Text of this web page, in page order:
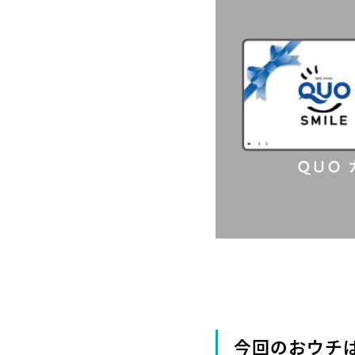
今回のおウ